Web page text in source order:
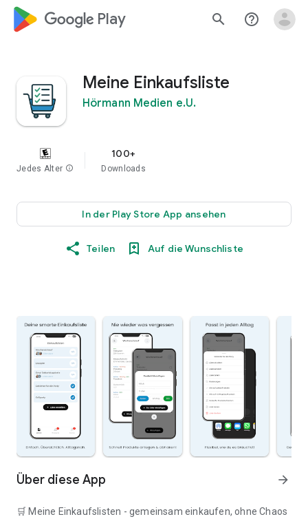
google_logo Play search help_outline
Meine Einkaufsliste
Hörmann Medien e.U.
Jedes Alter info
100+
Downloads
In der Play Store App ansehen
Teilen Auf die Wunschliste
Über diese App arrow_forward
🛒 Meine Einkaufslisten - gemeinsam einkaufen, ohne Chaos